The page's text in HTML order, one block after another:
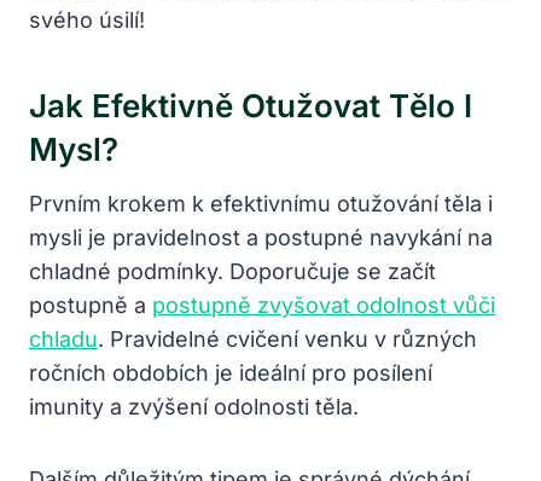
svého úsilí!
Jak Efektivně Otužovat Tělo I
Mysl?
Prvním krokem k efektivnímu otužování těla i
mysli je pravidelnost a postupné navykání na
chladné podmínky. Doporučuje se začít
postupně a postupně zvyšovat odolnost vůči
chladu. Pravidelné cvičení venku v různých
ročních obdobích je ideální pro posílení
imunity a zvýšení odolnosti těla.